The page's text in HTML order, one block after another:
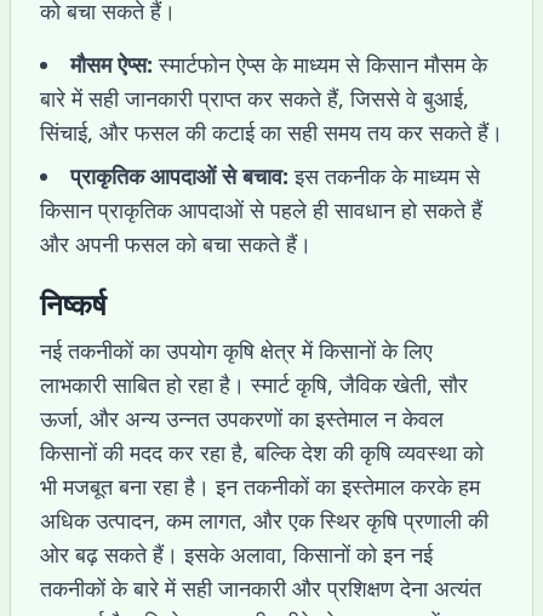
को बचा सकते हैं।
मौसम ऐप्स: स्मार्टफोन ऐप्स के माध्यम से किसान मौसम के
बारे में सही जानकारी प्राप्त कर सकते हैं, जिससे वे बुआई,
सिंचाई, और फसल की कटाई का सही समय तय कर सकते हैं।
प्राकृतिक आपदाओं से बचाव: इस तकनीक के माध्यम से
किसान प्राकृतिक आपदाओं से पहले ही सावधान हो सकते हैं
और अपनी फसल को बचा सकते हैं।
निष्कर्ष
नई तकनीकों का उपयोग कृषि क्षेत्र में किसानों के लिए
लाभकारी साबित हो रहा है। स्मार्ट कृषि, जैविक खेती, सौर
ऊर्जा, और अन्य उन्नत उपकरणों का इस्तेमाल न केवल
किसानों की मदद कर रहा है, बल्कि देश की कृषि व्यवस्था को
भी मजबूत बना रहा है। इन तकनीकों का इस्तेमाल करके हम
अधिक उत्पादन, कम लागत, और एक स्थिर कृषि प्रणाली की
ओर बढ़ सकते हैं। इसके अलावा, किसानों को इन नई
तकनीकों के बारे में सही जानकारी और प्रशिक्षण देना अत्यंत